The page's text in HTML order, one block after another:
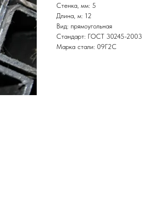
Стенка, мм: 5
Длина, м: 12
Вид: прямоугольная
Стандарт: ГОСТ 30245-2003
Марка стали: 09Г2С